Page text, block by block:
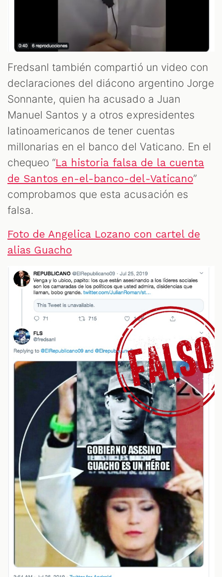
Fredsanl también compartió un video con
declaraciones del diácono argentino Jorge
Sonnante, quien ha acusado a Juan
Manuel Santos y a otros expresidentes
latinoamericanos de tener cuentas
millonarias en el banco del Vaticano. En el
chequeo “La historia falsa de la cuenta
de Santos en-el-banco-del-Vaticano”
comprobamos que esta acusación es
falsa.
Foto de Angelica Lozano con cartel de
alias Guacho